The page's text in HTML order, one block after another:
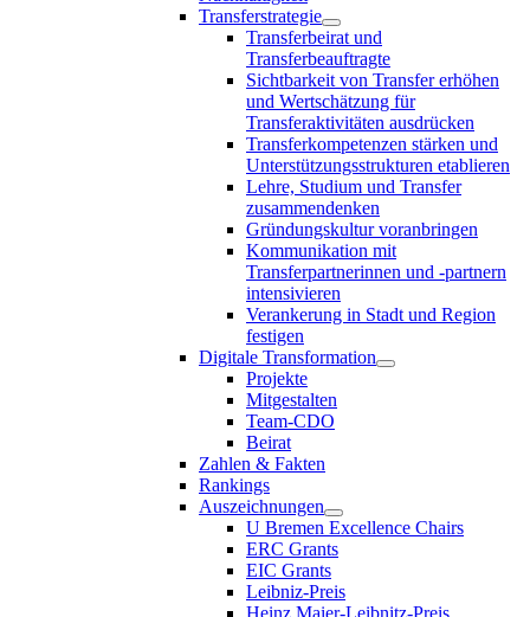
Transferstrategie
Transferbeirat und
Transferbeauftragte
Sichtbarkeit von Transfer erhöhen
und Wertschätzung für
Transferaktivitäten ausdrücken
Transferkompetenzen stärken und
Unterstützungsstrukturen etablieren
Lehre, Studium und Transfer
zusammendenken
Gründungskultur voranbringen
Kommunikation mit
Transferpartnerinnen und -partnern
intensivieren
Verankerung in Stadt und Region
festigen
Digitale Transformation
Projekte
Mitgestalten
Team-CDO
Beirat
Zahlen & Fakten
Rankings
Auszeichnungen
U Bremen Excellence Chairs
ERC Grants
EIC Grants
Leibniz-Preis
Heinz Maier-Leibnitz-Preis